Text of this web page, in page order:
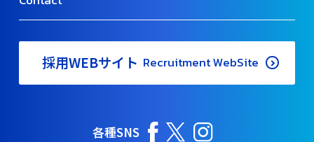
採用WEBサイト Recruitment WebSite
各種SNS